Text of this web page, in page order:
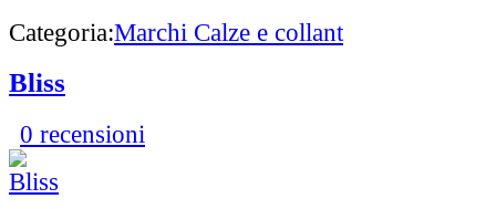
Categoria:Marchi Calze e collant
Bliss
0 recensioni